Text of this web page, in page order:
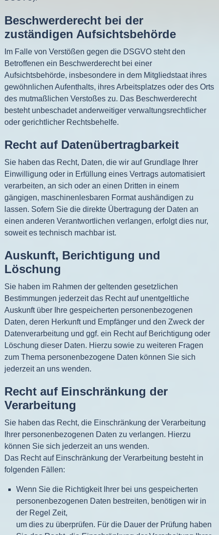
Beschwerde­recht bei der
zuständigen Aufsichts­behörde
Im Falle von Verstößen gegen die DSGVO steht den
Betroffenen ein Beschwerderecht bei einer
Aufsichtsbehörde, insbesondere in dem Mitgliedstaat ihres
gewöhnlichen Aufenthalts, ihres Arbeitsplatzes oder des Orts
des mutmaßlichen Verstoßes zu. Das Beschwerderecht
besteht unbeschadet anderweitiger verwaltungsrechtlicher
oder gerichtlicher Rechtsbehelfe.
Recht auf Daten­übertrag­barkeit
Sie haben das Recht, Daten, die wir auf Grundlage Ihrer
Einwilligung oder in Erfüllung eines Vertrags automatisiert
verarbeiten, an sich oder an einen Dritten in einem
gängigen, maschinenlesbaren Format aushändigen zu
lassen. Sofern Sie die direkte Übertragung der Daten an
einen anderen Verantwortlichen verlangen, erfolgt dies nur,
soweit es technisch machbar ist.
Auskunft, Berichtigung und
Löschung
Sie haben im Rahmen der geltenden gesetzlichen
Bestimmungen jederzeit das Recht auf unentgeltliche
Auskunft über Ihre gespeicherten personenbezogenen
Daten, deren Herkunft und Empfänger und den Zweck der
Datenverarbeitung und ggf. ein Recht auf Berichtigung oder
Löschung dieser Daten. Hierzu sowie zu weiteren Fragen
zum Thema personenbezogene Daten können Sie sich
jederzeit an uns wenden.
Recht auf Einschränkung der
Verarbeitung
Sie haben das Recht, die Einschränkung der Verarbeitung
Ihrer personenbezogenen Daten zu verlangen. Hierzu
können Sie sich jederzeit an uns wenden.
Das Recht auf Einschränkung der Verarbeitung besteht in
folgenden Fällen:
Wenn Sie die Richtigkeit Ihrer bei uns gespeicherten
personenbezogenen Daten bestreiten, benötigen wir in
der Regel Zeit,
um dies zu überprüfen. Für die Dauer der Prüfung haben